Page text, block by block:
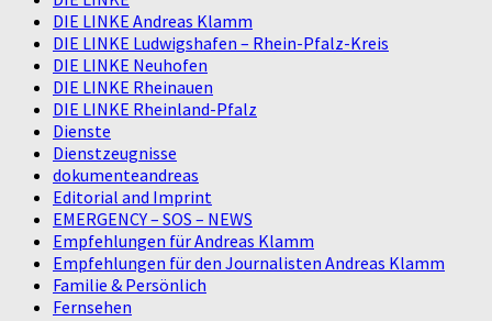
DIE LINKE Andreas Klamm
DIE LINKE Ludwigshafen – Rhein-Pfalz-Kreis
DIE LINKE Neuhofen
DIE LINKE Rheinauen
DIE LINKE Rheinland-Pfalz
Dienste
Dienstzeugnisse
dokumenteandreas
Editorial and Imprint
EMERGENCY – SOS – NEWS
Empfehlungen für Andreas Klamm
Empfehlungen für den Journalisten Andreas Klamm
Familie & Persönlich
Fernsehen